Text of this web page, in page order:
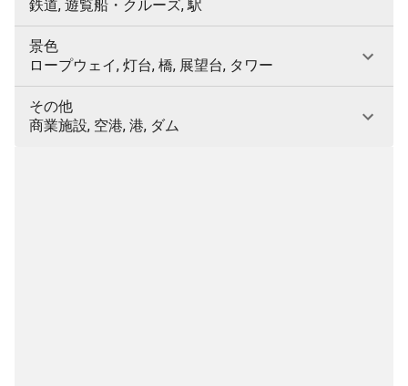
鉄道, 遊覧船・クルーズ, 駅
景色
ロープウェイ, 灯台, 橋, 展望台, タワー
その他
商業施設, 空港, 港, ダム